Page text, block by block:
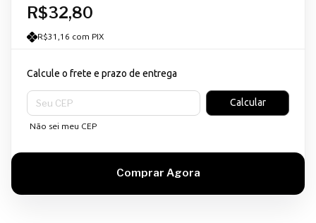
R$32,80
R$31,16 com PIX
Calcule o frete e prazo de entrega
Entregas para o CEP:
Calcular
Não sei meu CEP